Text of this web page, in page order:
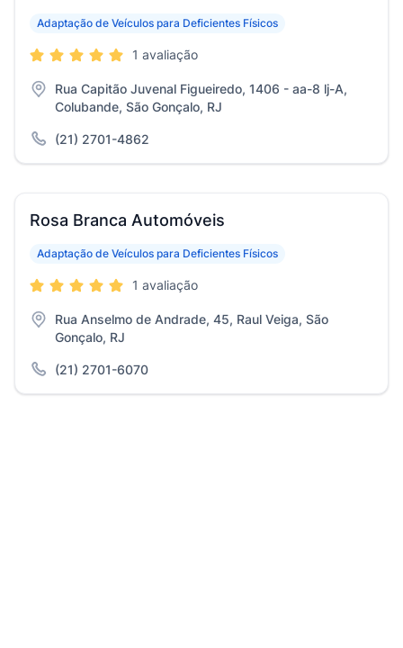
Adaptação de Veículos para Deficientes Físicos
1 avaliação
Rua Capitão Juvenal Figueiredo, 1406 - aa-8 lj-A,
Colubande, São Gonçalo, RJ
(21) 2701-4862
Rosa Branca Automóveis
Adaptação de Veículos para Deficientes Físicos
1 avaliação
Rua Anselmo de Andrade, 45, Raul Veiga, São
Gonçalo, RJ
(21) 2701-6070